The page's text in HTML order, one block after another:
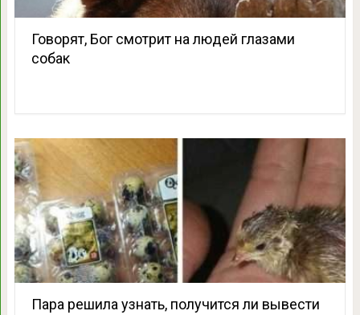
Говорят, Бог смотрит на людей глазами
собак
Пара решила узнать, получится ли вывести